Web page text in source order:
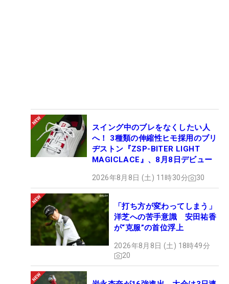
スイング中のブレをなくしたい人
へ！ 3種類の伸縮性ヒモ採用のブリ
ヂストン『ZSP-BITER LIGHT
MAGICLACE』、8月8日デビュー
2026年8月8日 (土) 11時30分 30
「打ち方が変わってしまう」
洋芝への苦手意識 安田祐香
が“克服”の首位浮上
2026年8月8日 (土) 18時49分
20